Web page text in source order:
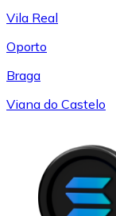
Vila Real
Oporto
Braga
Viana do Castelo